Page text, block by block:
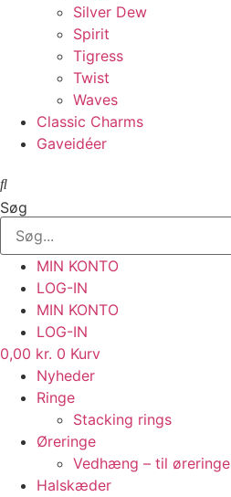
Silver Dew
Spirit
Tigress
Twist
Waves
Classic Charms
Gaveidéer
Søg
MIN KONTO
LOG-IN
MIN KONTO
LOG-IN
0,00 kr. 0 Kurv
Nyheder
Ringe
Stacking rings
Øreringe
Vedhæng – til øreringe
Halskæder